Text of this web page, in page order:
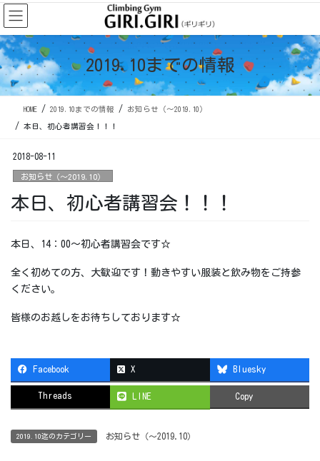
コ
ン
テ
ン
ツ
に
移
ナ
ビ
ゲ
ー
シ
ョ
ン
2019.10までの情報
HOME 2019.10までの情報 お知らせ（〜2019.10）
本日、初心者講習会！！！
2018-08-11
お知らせ（〜2019.10）
本日、初心者講習会！！！
本日、14：00～初心者講習会です☆
全く初めての方、大歓迎です！動きやすい服装と飲み物をご持参
ください。
皆様のお越しをお待ちしております☆
Facebook X Bluesky
Threads LINE Copy
2019.10迄のカテゴリー お知らせ（〜2019.10）